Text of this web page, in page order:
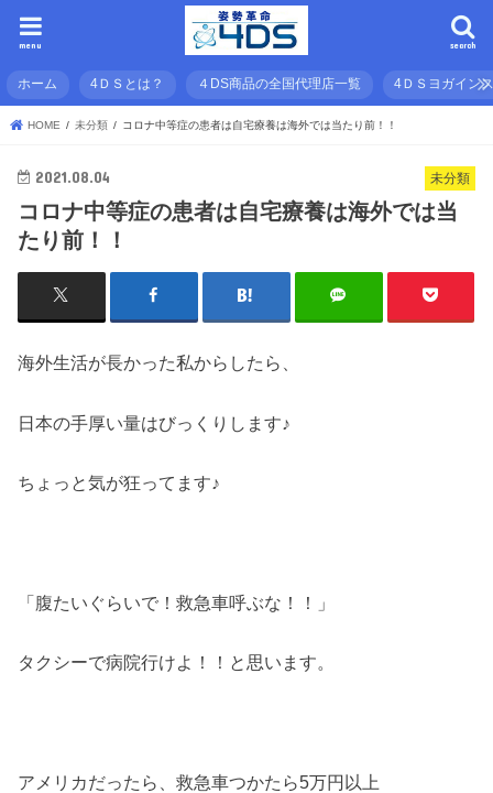
search
menu
ホーム 4ＤＳとは？ ４DS商品の全国代理店一覧 4ＤＳヨガイン
HOME 未分類 コロナ中等症の患者は自宅療養は海外では当たり前！！
未分類
2021.08.04
コロナ中等症の患者は自宅療養は海外では当
たり前！！
海外生活が長かった私からしたら、
日本の手厚い量はびっくりします♪
ちょっと気が狂ってます♪
「腹たいぐらいで！救急車呼ぶな！！」
タクシーで病院行けよ！！と思います。
アメリカだったら、救急車つかたら5万円以上